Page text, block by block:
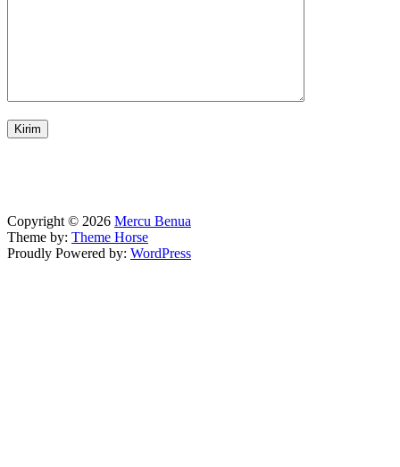
Copyright © 2026 Mercu Benua
Theme by: Theme Horse
Proudly Powered by: WordPress